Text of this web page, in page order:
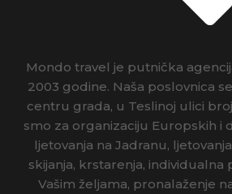
Mondo travel je putnička
2003 godine. Naša poslovnica
centru grada, u Teslinoj ulici broj
smo za organizaciju Europskih i
ljetovanja na Jadranu,
skijanja, krstarenja, individualna
Vašim željama, pronalaženje